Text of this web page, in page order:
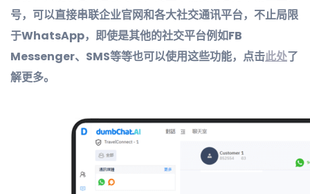
号，可以直接串联企业官网和各大社交通讯平台，不止局限
于WhatsApp，即使是其他的社交平台例如FB
Messenger、SMS等等也可以使用这些功能，点击此处了
解更多。